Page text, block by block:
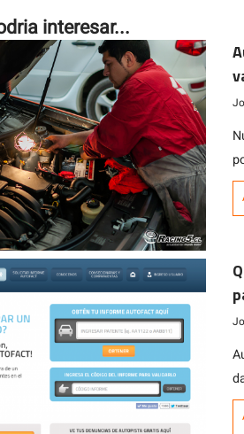
interesar...